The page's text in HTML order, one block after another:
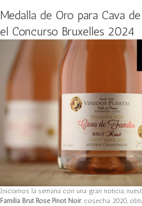
Medalla de Oro para Cava
el Concurso Bruxelles 2024
Iniciamos la semana con una gran noticia,
Familia Brut Rosé Pinot Noir, cosecha 2020,